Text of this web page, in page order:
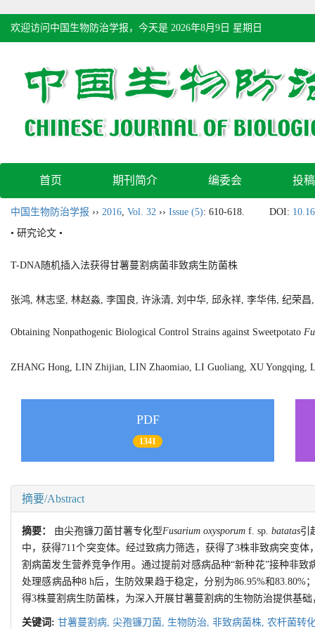
欢迎访问中国生物防治学报，今天是 2026年8月9日 星期日
首页 期刊简介 编委会 投
中国生物防治学报 ›› 2016, Vol. 32 ›› Issue (5): 610-618. DOI:
• 研究论文 •
T-DNA随机插入法获得甘薯蔓割病菌非致病生防菌株
张鸿, 林志坚, 林赵淼, 李国良, 许泳清, 刘中华, 邱永祥, 李华伟, 纪荣
Obtaining Nonpathogenic Biological Control Strains against Sweetpotato
ZHANG Hong, LIN Zhijian, LIN Zhaomiao, LI Guoliang, XU
PDF
1341
摘要/Abstract
摘要： 由尖孢镰刀菌甘薯专化型Fusarium oxysporum f. sp.batatas引
中，获得711个突变体。经过致病力筛选，获得了3株非致病突变
割病菌发生营养竞争作用。通过提前对感病品种“新种花”接种非
处理感病品种8 h后，生防效果趋于稳定，分别为86.95%和
得3株蔓割病生防菌株，为深入开展甘薯蔓割病的生物防治提供基
关键词: 甘薯蔓割病, 尖孢镰刀菌, 生物防治, 非致病菌株, 农杆菌转